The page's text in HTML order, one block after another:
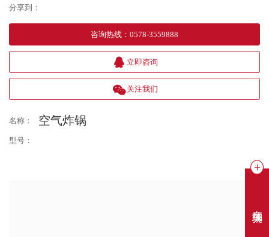
分享到：
咨询热线 ： 0578-3559888
立即咨询
关注我们
名称： 空气炸锅
型号：